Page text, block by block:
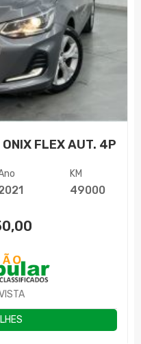
FLEX AUT. 4P
KM
49000